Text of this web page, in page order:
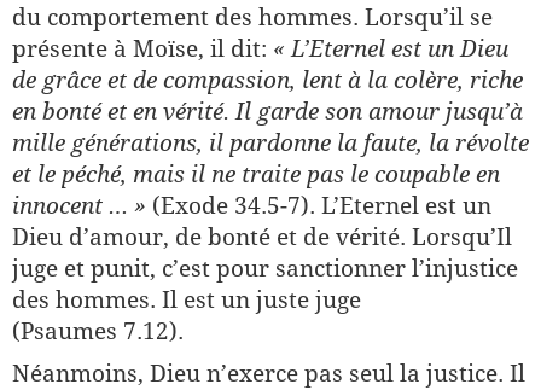
du comportement des hommes. Lorsqu’il se
présente à Moïse, il dit: « L’Eternel est un Dieu
de grâce et de compassion, lent à la colère, riche
en bonté et en vérité. Il garde son amour jusqu’à
mille générations, il pardonne la faute, la révolte
et le péché, mais il ne traite pas le coupable en
innocent … » (Exode 34.5-7). L’Eternel est un
Dieu d’amour, de bonté et de vérité. Lorsqu’Il
juge et punit, c’est pour sanctionner l’injustice
des hommes. Il est un juste juge
(Psaumes 7.12).
Néanmoins, Dieu n’exerce pas seul la justice. Il